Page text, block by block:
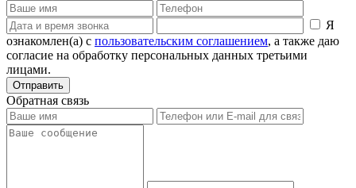
Я
ознакомлен(а) с пользовательским соглашением, а также даю
согласие на обработку персональных данных третьими
лицами.
Отправить
Обратная связь